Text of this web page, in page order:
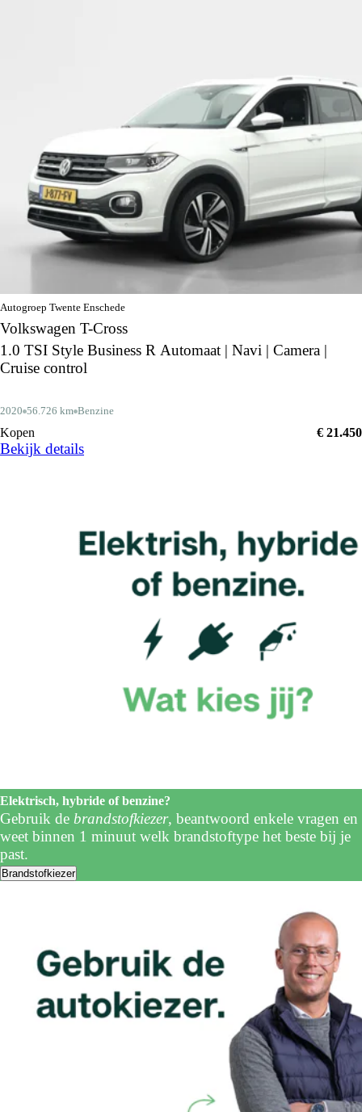
Autogroep Twente Enschede
Volkswagen T-Cross
1.0 TSI Style Business R Automaat | Navi | Camera |
Cruise control
2020 56.726 km Benzine
Kopen € 21.450
Bekijk details
Elektrisch, hybride of benzine?
Gebruik de brandstofkiezer, beantwoord enkele vragen en
weet binnen 1 minuut welk brandstoftype het beste bij je
past.
Brandstofkiezer